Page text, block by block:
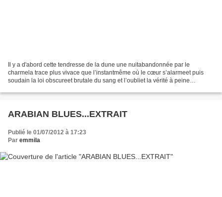
Il y a d'abord cette tendresse de la dune une nuitabandonnée par le
charmela trace plus vivace que l’instantmême où le cœur s’alarmeet puis
soudain la loi obscureet brutale du sang et l’oubliet la vérité à peine
ARABIAN BLUES...EXTRAIT
Publié le 01/07/2012 à 17:23
Par emmila